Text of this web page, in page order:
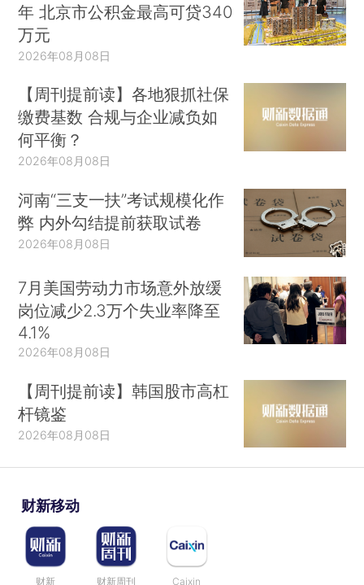
年 北京市公积金最高可贷340
万元
2026年08月08日
【周刊提前读】各地狠抓社保
缴费基数 合规与企业减负如
何平衡？
2026年08月08日
河南“三支一扶”考试规模化作
弊 内外勾结提前获取试卷
2026年08月08日
7月美国劳动力市场意外放缓
岗位减少2.3万个失业率降至
4.1%
2026年08月08日
【周刊提前读】韩国股市高杠
杆镜鉴
2026年08月08日
财新移动
财新 财新周刊 Caixin